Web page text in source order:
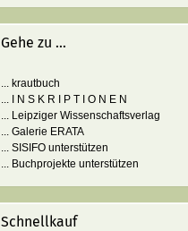
Gehe zu ...
... krautbuch
... I N S K R I P T I O N E N
... Leipziger Wissenschaftsverlag
... Galerie ERATA
... SISIFO unterstützen
... Buchprojekte unterstützen
Schnellkauf